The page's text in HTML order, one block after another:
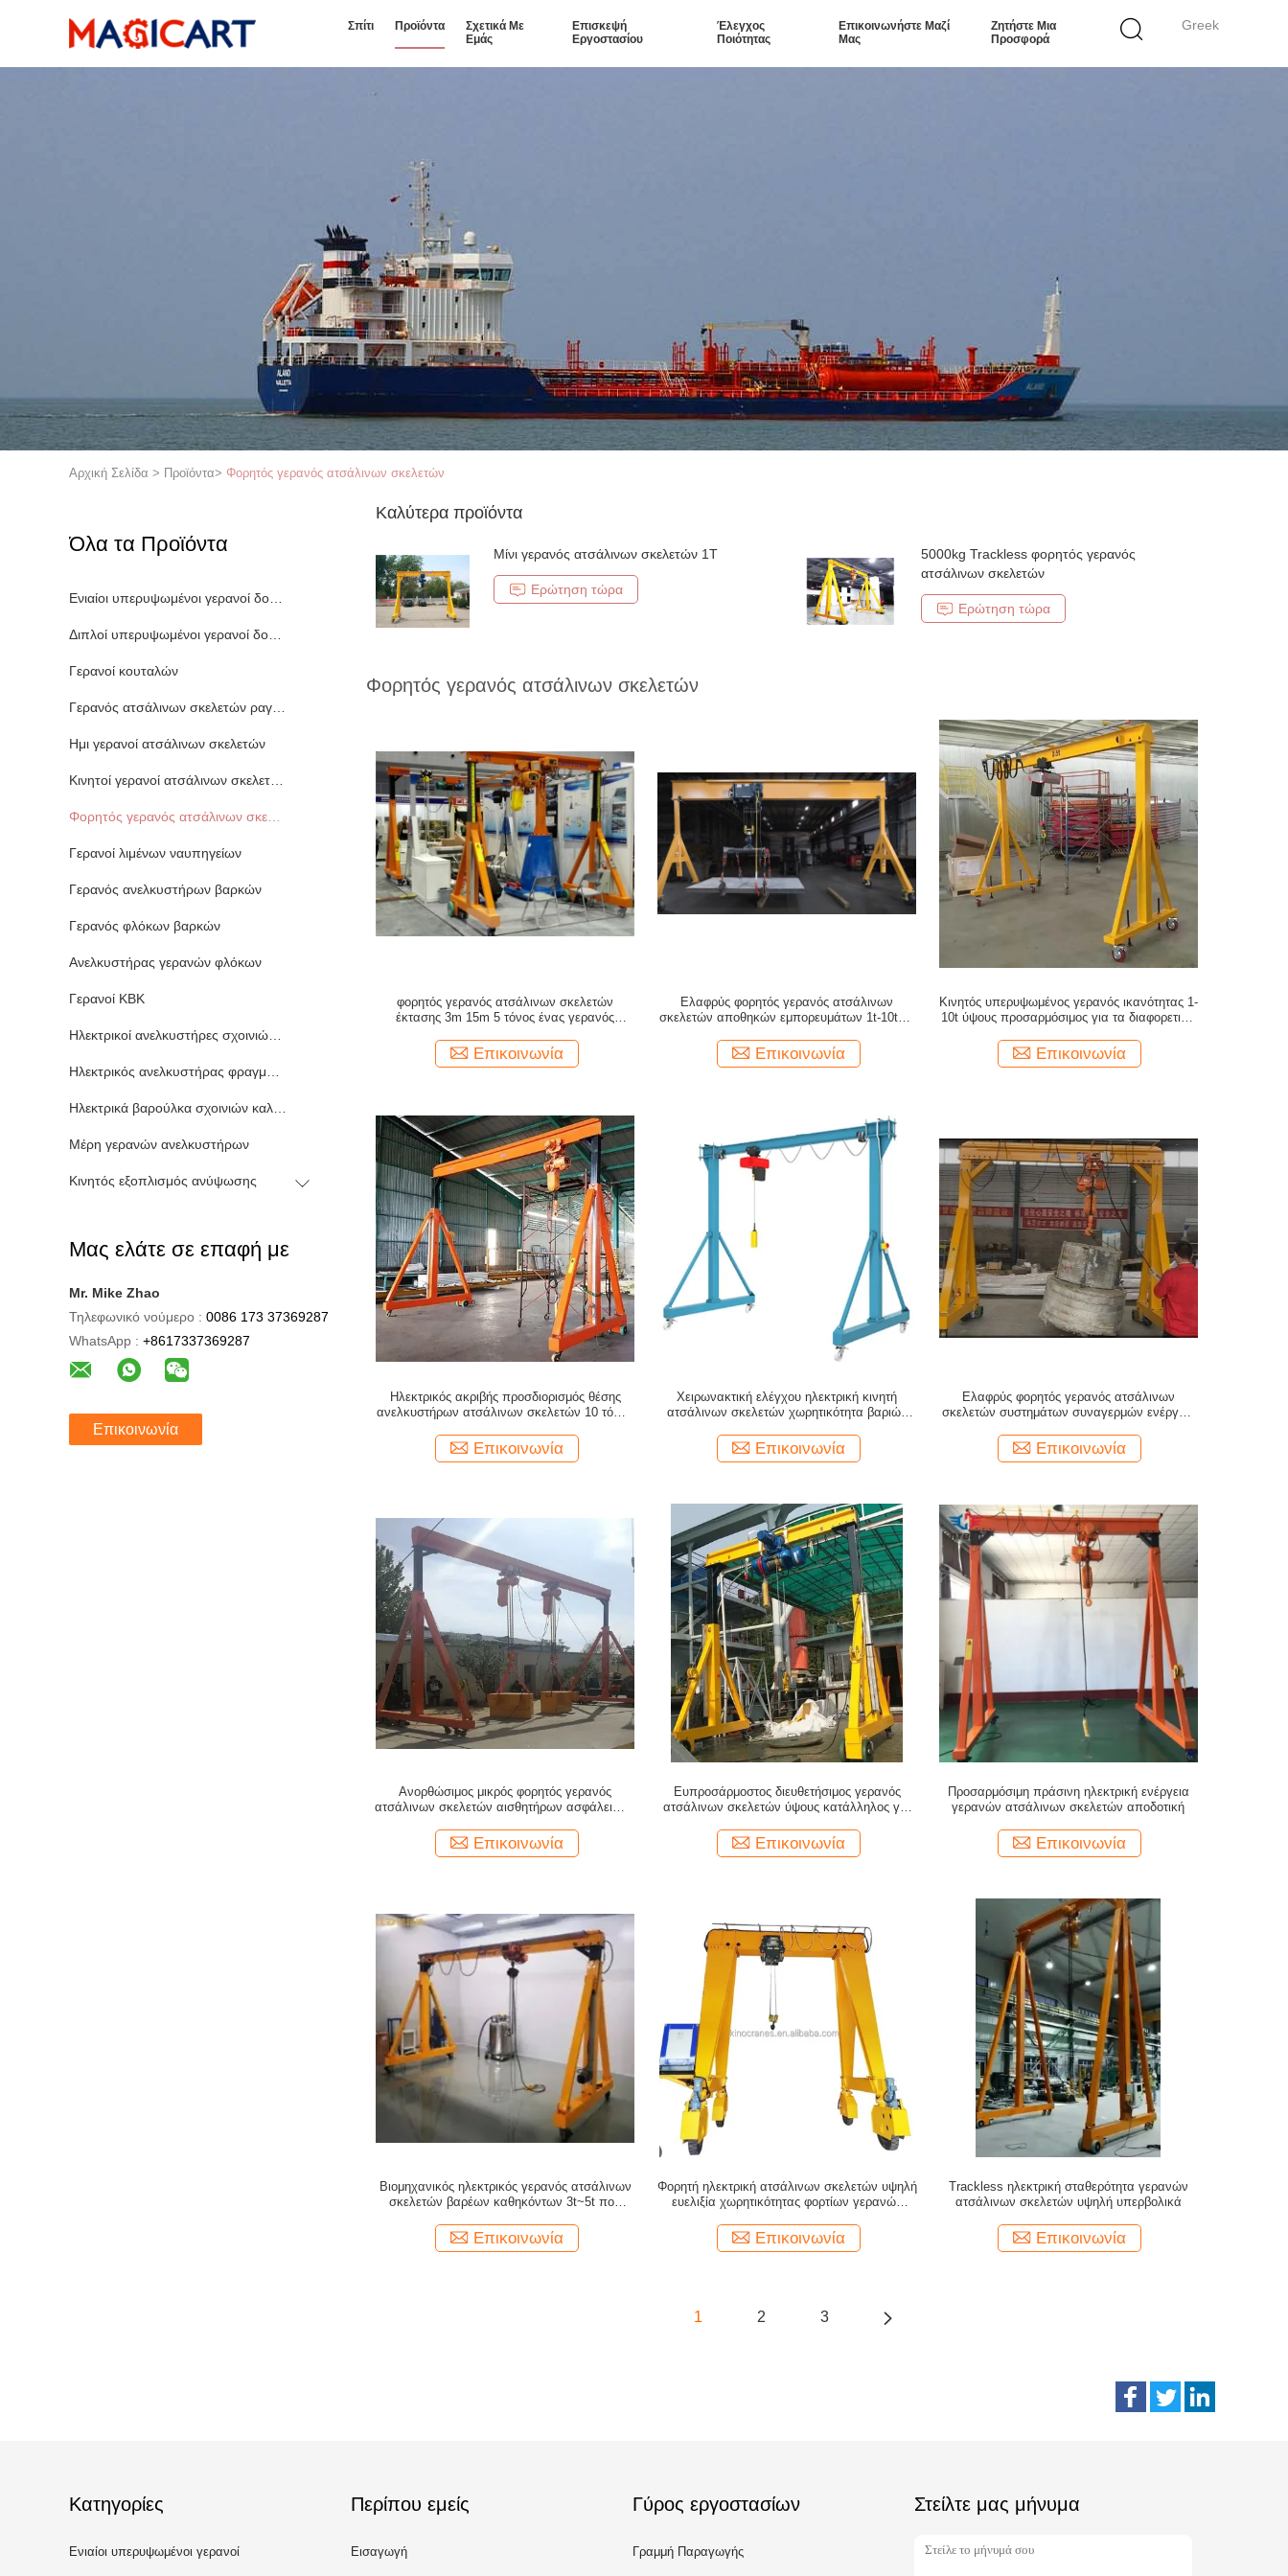
Greek
Σπίτι Προϊόντα
Σχετικά Με
Εμάς
Επισκεψή
Εργοστασίου
Έλεγχος
Ποιότητας
Επικοινωνήστε Μαζί
Μας
Ζητήστε Μια
Προσφορά
Αρχική Σελίδα > Προϊόντα> Φορητός γερανός ατσάλινων σκελετών
Όλα τα Προϊόντα
Γερανοί κουταλών
Ημι γερανοί ατσάλινων σκελετών
Γερανοί λιμένων ναυπηγείων
Γερανός ανελκυστήρων βαρκών
Γερανός φλόκων βαρκών
Ανελκυστήρας γερανών φλόκων
Γερανοί KBK
Μέρη γερανών ανελκυστήρων
Κινητός εξοπλισμός ανύψωσης
Μας ελάτε σε επαφή με
Mr. Mike Zhao
Τηλεφωνικό νούμερο : 0086 173 37369287
WhatsApp : +8617337369287
Επικοινωνία
Καλύτερα προϊόντα
Μίνι γερανός ατσάλινων σκελετών 1T
Ερώτηση τώρα
5000kg Trackless φορητός γερανός
ατσάλινων σκελετών
Ερώτηση τώρα
Φορητός γερανός ατσάλινων σκελετών
φορητός γερανός ατσάλινων σκελετών
έκτασης 3m 15m 5 τόνος ένας γερανός
Επικοινωνία
Ελαφρύς φορητός γερανός ατσάλινων
σκελετών αποθηκών εμπορευμάτων 1t-10t με
Επικοινωνία
Κινητός υπερυψωμένος γερανός ικανότητας 1-
10t ύψους προσαρμόσιμος για τα διαφορετικά
Επικοινωνία
Ηλεκτρικός ακριβής προσδιορισμός θέσης
ανελκυστήρων ατσάλινων σκελετών 10 τόνου
Επικοινωνία
Χειρωνακτική ελέγχου ηλεκτρική κινητή
ατσάλινων σκελετών χωρητικότητα βαριών
κατευθυντική
Επικοινωνία
Ελαφρύς φορητός γερανός ατσάλινων
σκελετών συστημάτων συναγερμών ενέργεια
Επικοινωνία
Ανορθώσιμος μικρός φορητός γερανός
ατσάλινων σκελετών αισθητήρων ασφάλειας 1
Επικοινωνία
Ευπροσάρμοστος διευθετήσιμος γερανός
ατσάλινων σκελετών ύψους κατάλληλος για
Επικοινωνία
Προσαρμόσιμη πράσινη ηλεκτρική ενέργεια
γερανών ατσάλινων σκελετών αποδοτική
Επικοινωνία
Βιομηχανικός ηλεκτρικός γερανός ατσάλινων
σκελετών βαρέων καθηκόντων 3t~5t που
Επικοινωνία
Φορητή ηλεκτρική ατσάλινων σκελετών υψηλή
ευελιξία χωρητικότητας φορτίων γερανών
Επικοινωνία
Trackless ηλεκτρική σταθερότητα γερανών
ατσάλινων σκελετών υψηλή υπερβολικά
Επικοινωνία
1 2 3
Κατηγορίες
Ενιαίοι υπερυψωμένοι γερανοί
Περίπου εμείς
Εισαγωγή
Γύρος εργοστασίων
Γραμμή Παραγωγής
Στείλτε μας μήνυμα